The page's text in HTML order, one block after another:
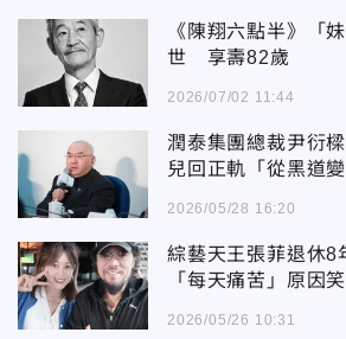
《陳翔六點半》「
世 享壽82歲
2026/07/02 11:44
潤泰集團總裁尹衍
兒回正軌「從黑道變
2026/05/28 16:20
綜藝天王張菲退休8
「每天痛苦」原因
2026/05/26 10:31